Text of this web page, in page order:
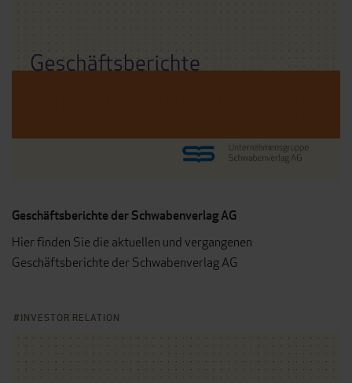
Geschäftsberichte der Schwabenverlag AG
Hier finden Sie die aktuellen und vergangenen
Geschäftsberichte der Schwabenverlag AG
INVESTOR RELATION